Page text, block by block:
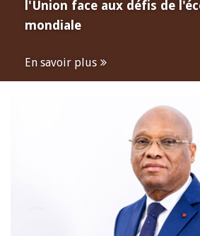
l'Union face aux défis de
mondiale
En savoir plus